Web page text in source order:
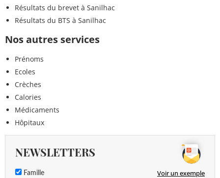
Résultats du brevet à Sanilhac
Résultats du BTS à Sanilhac
Nos autres services
Prénoms
Ecoles
Crèches
Calories
Médicaments
Hôpitaux
NEWSLETTERS
Famille Voir un exemple